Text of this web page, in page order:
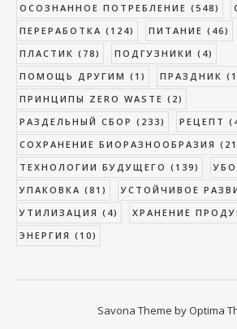
ОСОЗНАННОЕ ПОТРЕБЛЕНИЕ (548)
ПЕРЕРАБОТКА (124) ПИТАНИЕ (46)
ПЛАСТИК (78) ПОДГУЗНИКИ (4)
ПОМОЩЬ ДРУГИМ (1) ПРАЗДНИК
ПРИНЦИПЫ ZERO WASTE (2)
РАЗДЕЛЬНЫЙ СБОР (233) РЕЦЕПТ
СОХРАНЕНИЕ БИОРАЗНООБРАЗИЯ
ТЕХНОЛОГИИ БУДУЩЕГО (139)
УПАКОВКА (81) УСТОЙЧИВОЕ
УТИЛИЗАЦИЯ (4) ХРАНЕНИЕ
ЭНЕРГИЯ (10)
Savona Theme by Optima